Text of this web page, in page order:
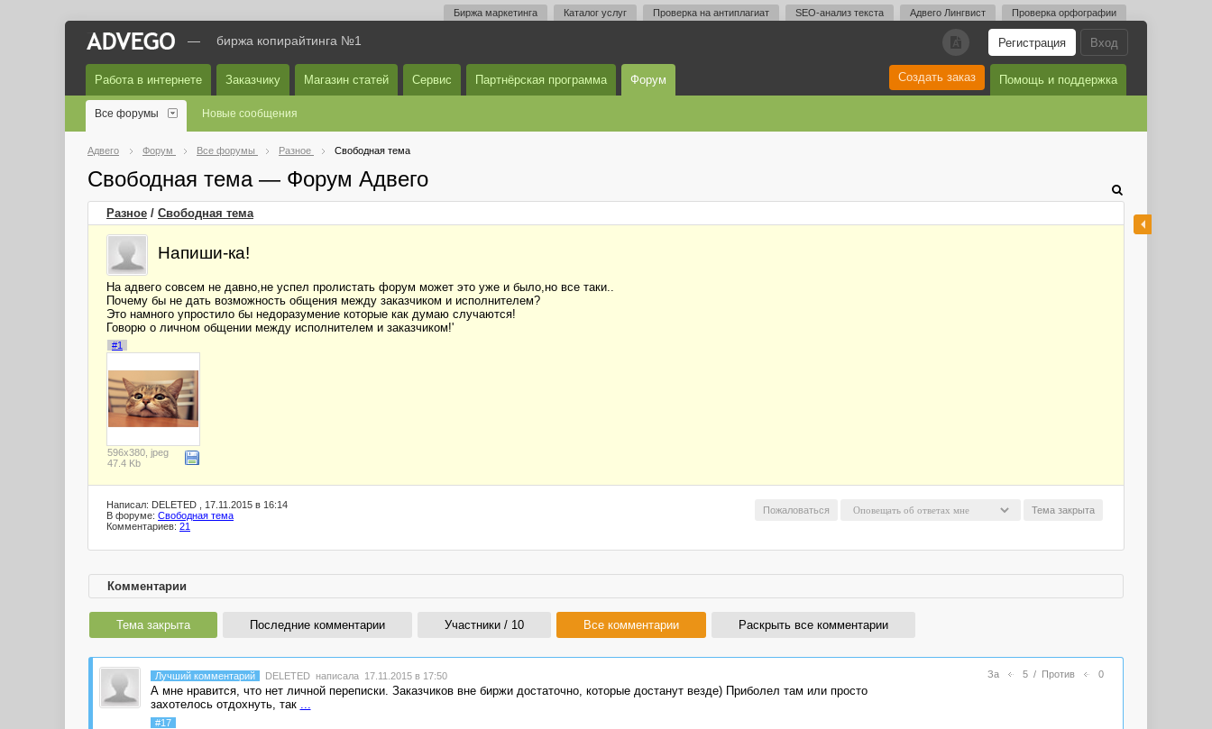
Биржа маркетинга Каталог услуг Проверка на антиплагиат SEO-анализ текста Адвего Лингвист Проверка орфографии
Вход
Регистрация
A
— биржа копирайтинга №1
Работа в интернете Заказчику Магазин статей Сервис Партнёрская программа Форум Помощь и поддержка
Создать заказ
Все форумы Новые сообщения
Адвего Форум Все форумы Разное Свободная тема
Свободная тема — Форум Адвего
Разное / Свободная тема
Напиши-ка!
На адвего совсем не давно,не успел пролистать форум может это уже и было,но все таки..
Почему бы не дать возможность общения между заказчиком и исполнителем?
Это намного упростило бы недоразумение которые как думаю случаются!
Говорю о личном общении между исполнителем и заказчиком!'
#1
596x380, jpeg
47.4 Kb
Тема закрыта
Пожаловаться
Написал: DELETED , 17.11.2015 в 16:14
В форуме: Свободная тема
Комментариев: 21
Комментарии
Тема закрыта Последние комментарии Участники / 10 Все комментарии Раскрыть все комментарии
За 5/ Против 0
Лучший комментарий DELETED написала 17.11.2015 в 17:50
А мне нравится, что нет личной переписки. Заказчиков вне биржи достаточно, которые достанут везде) Приболел там или просто
захотелось отдохнуть, так ...
#17